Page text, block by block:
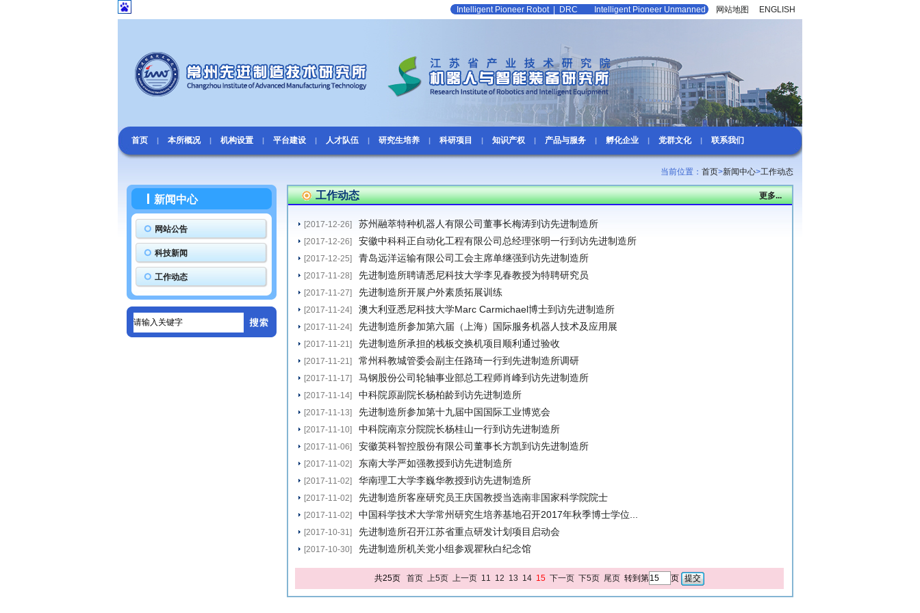
Intelligent Pioneer Robot| DRC Intelligent Pioneer Unmanned 网站地图 ENGLISH
首页 | 本所概况 | 机构设置 | 平台建设 | 人才队伍 | 研究生培养 | 科研项目 | 知识产权 | 产品与服务 | 孵化企业 | 党群文化 | 联系我们
当前位置： 首页>新闻中心>工作动态
新闻中心
网站公告
科技新闻
工作动态
更多...
工作动态
[2017-12-26] 苏州融萃特种机器人有限公司董事长梅涛到访先进制造所
[2017-12-26] 安徽中科科正自动化工程有限公司总经理张明一行到访先进制造所
[2017-12-25] 青岛远洋运输有限公司工会主席单继强到访先进制造所
[2017-11-28] 先进制造所聘请悉尼科技大学李见春教授为特聘研究员
[2017-11-27] 先进制造所开展户外素质拓展训练
[2017-11-24] 澳大利亚悉尼科技大学Marc Carmichael博士到访先进制造所
[2017-11-24] 先进制造所参加第六届（上海）国际服务机器人技术及应用展
[2017-11-21] 先进制造所承担的栈板交换机项目顺利通过验收
[2017-11-21] 常州科教城管委会副主任路琦一行到先进制造所调研
[2017-11-17] 马钢股份公司轮轴事业部总工程师肖峰到访先进制造所
[2017-11-14] 中科院原副院长杨柏龄到访先进制造所
[2017-11-13] 先进制造所参加第十九届中国国际工业博览会
[2017-11-10] 中科院南京分院院长杨桂山一行到访先进制造所
[2017-11-06] 安徽英科智控股份有限公司董事长方凯到访先进制造所
[2017-11-02] 东南大学严如强教授到访先进制造所
[2017-11-02] 华南理工大学李巍华教授到访先进制造所
[2017-11-02] 先进制造所客座研究员王庆国教授当选南非国家科学院院士
[2017-11-02] 中国科学技术大学常州研究生培养基地召开2017年秋季博士学位...
[2017-10-31] 先进制造所召开江苏省重点研发计划项目启动会
[2017-10-30] 先进制造所机关党小组参观瞿秋白纪念馆
共25页 首页 上5页 上一页 11 12 13 14 15 下一页 下5页 尾页 转到第 页